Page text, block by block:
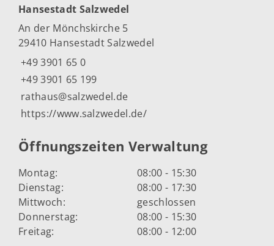
Hansestadt Salzwedel
An der Mönchskirche 5
29410 Hansestadt Salzwedel
+49 3901 65 0
+49 3901 65 199
rathaus@salzwedel.de
https://www.salzwedel.de/
Öffnungszeiten Verwaltung
Montag:
08:00 - 15:30
Dienstag:
08:00 - 17:30
Mittwoch:
geschlossen
Donnerstag:
08:00 - 15:30
Freitag:
08:00 - 12:00